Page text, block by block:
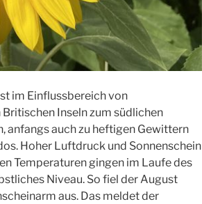
im Einflussbereich von
Inseln zum südlichen
anfangs auch zu heftigen Gewittern
Hoher Luftdruck und Sonnenschein
Temperaturen gingen im Laufe des
Niveau. So fiel der August
aus. Das meldet der